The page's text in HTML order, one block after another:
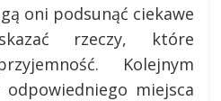
oni podsunąć ciekawe
rzeczy, które
Kolejnym
miejsca